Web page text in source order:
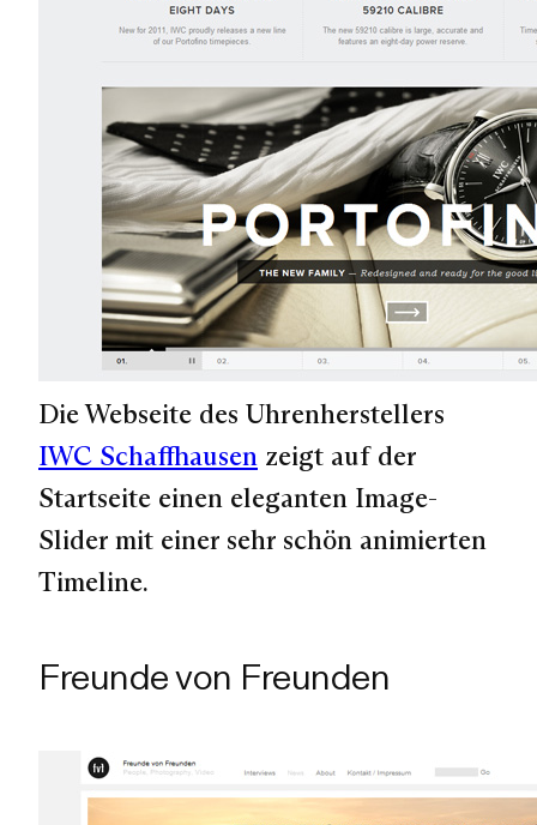
Die Webseite des Uhrenherstellers
IWC Schaffhausen zeigt auf der
Startseite einen eleganten Image-
Slider mit einer sehr schön animierten
Timeline.
Freunde von Freunden